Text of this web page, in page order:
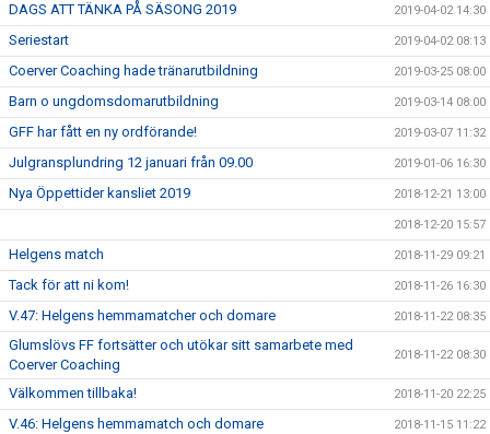
DAGS ATT TÄNKA PÅ SÄSONG 2019 2019-04-02 14:30
Seriestart 2019-04-02 08:13
Coerver Coaching hade tränarutbildning 2019-03-25 08:00
Barn o ungdomsdomarutbildning 2019-03-14 08:00
GFF har fått en ny ordförande! 2019-03-07 11:32
Julgransplundring 12 januari från 09.00 2019-01-06 16:30
Nya Öppettider kansliet 2019 2018-12-21 13:00
2018-12-20 15:57
Helgens match 2018-11-29 09:21
Tack för att ni kom! 2018-11-26 16:30
V.47: Helgens hemmamatcher och domare 2018-11-22 08:35
Glumslövs FF fortsätter och utökar sitt samarbete med
Coerver Coaching
2018-11-22 08:30
Välkommen tillbaka! 2018-11-20 22:25
V.46: Helgens hemmamatch och domare 2018-11-15 11:22